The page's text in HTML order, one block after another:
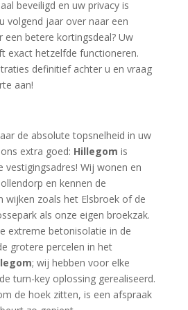
beveiligd en uw privacy is
volgend jaar over naar een
een betere kortingsdeal? Uw
exact hetzelfde functioneren.
definitief achter u en vraag
aan!
de absolute topsnelheid in uw
extra goed: Hillegom is
vestigingsadres! Wij wonen en
en kennen de
wijken zoals het Elsbroek of de
als onze eigen broekzak.
extreme betonisolatie in de
grotere percelen in het
; wij hebben voor elke
turn-key oplossing gerealiseerd.
de hoek zitten, is een afspraak